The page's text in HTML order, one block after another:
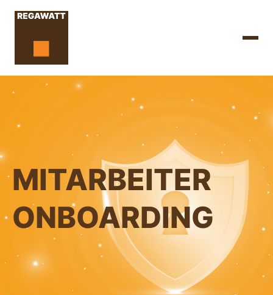
MITARBEITER
ONBOARDING